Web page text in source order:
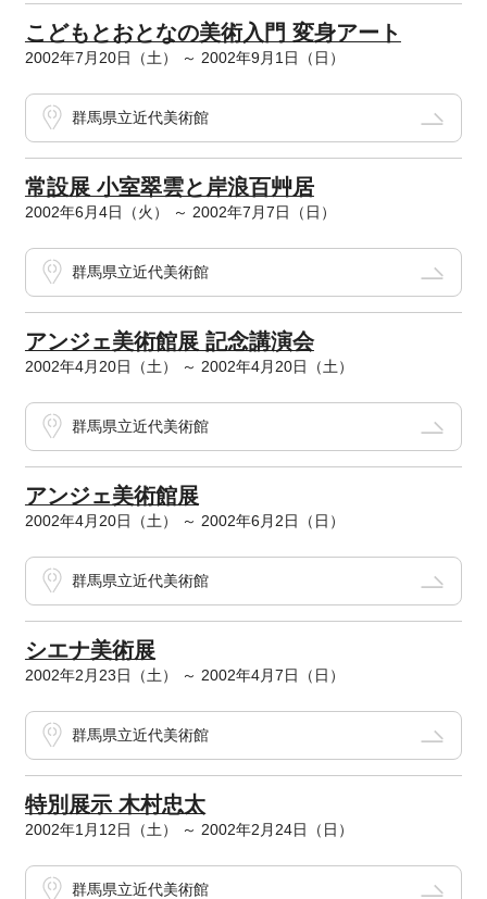
こどもとおとなの美術入門 変身アート
2002年7月20日（土） ～ 2002年9月1日（日）
群馬県立近代美術館
常設展 小室翠雲と岸浪百艸居
2002年6月4日（火） ～ 2002年7月7日（日）
群馬県立近代美術館
アンジェ美術館展 記念講演会
2002年4月20日（土） ～ 2002年4月20日（土）
群馬県立近代美術館
アンジェ美術館展
2002年4月20日（土） ～ 2002年6月2日（日）
群馬県立近代美術館
シエナ美術展
2002年2月23日（土） ～ 2002年4月7日（日）
群馬県立近代美術館
特別展示 木村忠太
2002年1月12日（土） ～ 2002年2月24日（日）
群馬県立近代美術館